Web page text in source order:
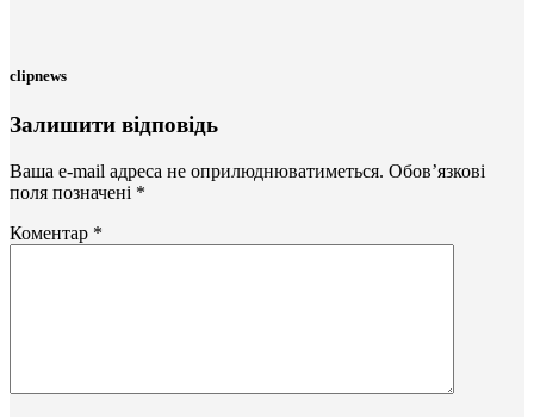
clipnews
Залишити відповідь
Ваша e-mail адреса не оприлюднюватиметься. Обов’язкові
поля позначені *
Коментар *